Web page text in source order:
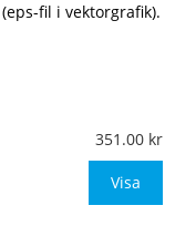
fil i vektorgrafik).
351.00
Visa